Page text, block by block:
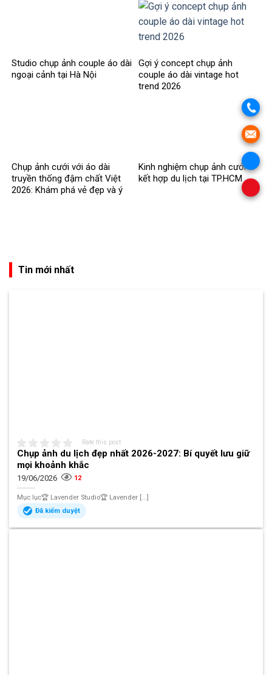
Studio chụp ảnh couple áo dài
ngoại cảnh tại Hà Nội
Gợi ý concept chụp ảnh
couple áo dài vintage hot
trend 2026
Chụp ảnh cưới với áo dài
truyền thống đậm chất Việt
2026: Khám phá vẻ đẹp và ý
Kinh nghiệm chụp ảnh cưới
kết hợp du lịch tại TP.HCM
Tin mới nhất
Rate this post
Chụp ảnh du lịch đẹp nhất 2026-2027: Bí quyết lưu giữ
mọi khoảnh khắc
19/06/2026 12
Mục lục🏆 Lavender Studio🏆 Lavender [...]
Đã kiểm duyệt